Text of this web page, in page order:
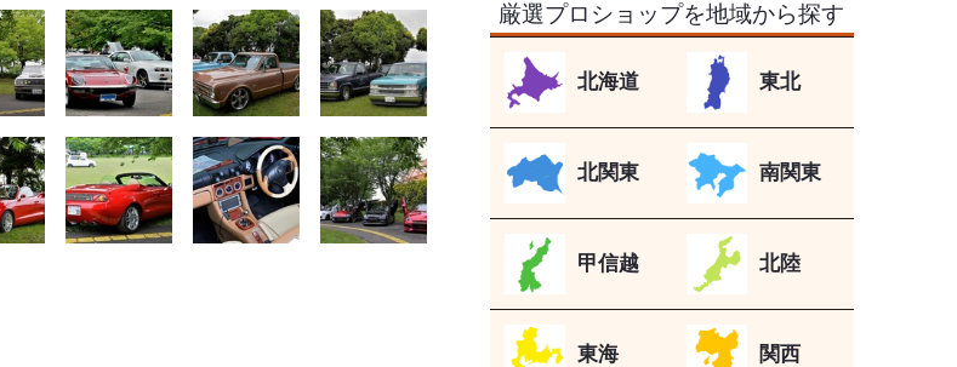
厳選プロショップを地域から探す
北海道 東北
北関東 南関東
甲信越 北陸
東海 関西